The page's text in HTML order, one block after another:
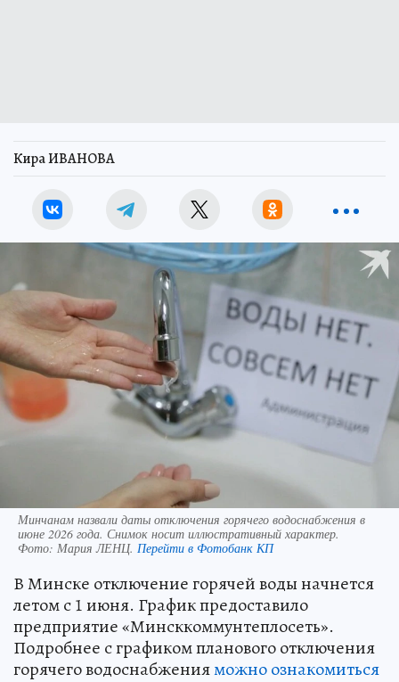
Кира ИВАНОВА
Минчанам назвали даты отключения горячего водоснабжения в
июне 2026 года. Снимок носит иллюстративный характер.
Фото: Мария ЛЕНЦ. Перейти в Фотобанк КП
В Минске отключение горячей воды начнется
летом с 1 июня. График предоставило
предприятие «Минсккоммунтеплосеть».
Подробнее с графиком планового отключения
горячего водоснабженияможно ознакомиться